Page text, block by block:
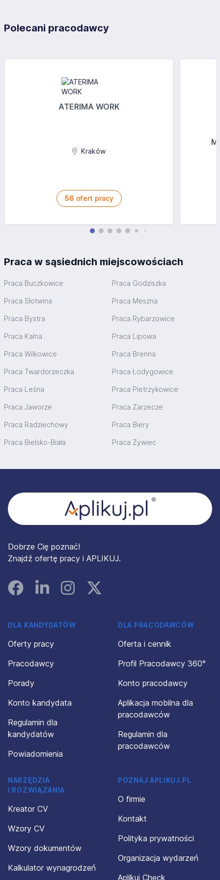
Polecani pracodawcy
ATERIMA WORK
Kraków
56 ofert pracy
Praca w sąsiednich miejscowościach
Praca Buczkowice Praca Godziszka
Praca Słotwina Praca Meszna
Praca Bystra Praca Rybarzowice
Praca Kalna Praca Lipowa
Praca Wilkowice Praca Brenna
Praca Twardorzeczka Praca Łodygowice
Praca Leśna Praca Pietrzykowice
Praca Jaworze Praca Zarzecze
Praca Radziechowy Praca Biery
Praca Bielsko-Biała Praca Żywiec
Dobrze Cię poznać!
Znajdź ofertę pracy i APLIKUJ.
FacebookLinked InInstagramInstagram
DLA KANDYDATÓW
Oferty pracy
Pracodawcy
Porady
Konto kandydata
Regulamin dla
kandydatów
Powiadomienia
DLA PRACODAWCÓW
Oferta i cennik
Profil Pracodawcy 360°
Konto pracodawcy
Aplikacja mobilna dla
pracodawców
Regulamin dla
pracodawców
NARZĘDZIA
I ROZWIĄZANIA
Kreator CV
Wzory CV
Wzory dokumentów
Kalkulator wynagrodzeń
POZNAJ APLIKUJ.PL
O firmie
Kontakt
Polityka prywatności
Organizacja wydarzeń
Aplikuj Check